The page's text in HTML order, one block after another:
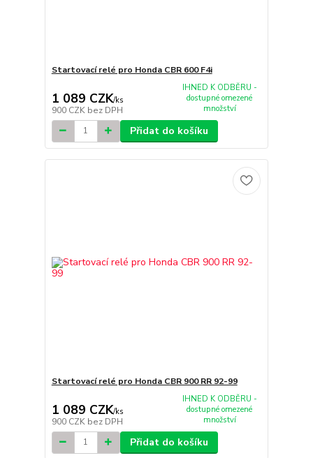
Startovací relé pro Honda CBR 600 F4i
1 089 CZK/ks
900 CZK bez DPH
IHNED K ODBĚRU -
dostupné omezené
množství
Přidat do košíku
Startovací relé pro Honda CBR 900 RR 92-99
1 089 CZK/ks
900 CZK bez DPH
IHNED K ODBĚRU -
dostupné omezené
množství
Přidat do košíku